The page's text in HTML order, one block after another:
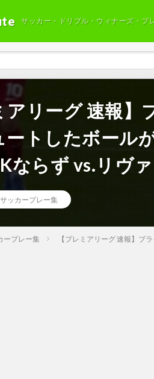
サッカー・ドリブル・ウィナーズ・プ
アリーグ 速報
ートしたボール
ならず vs.リヴ
サッカープレー集
ープレー集 【プレミアリーグ 速報】ブ